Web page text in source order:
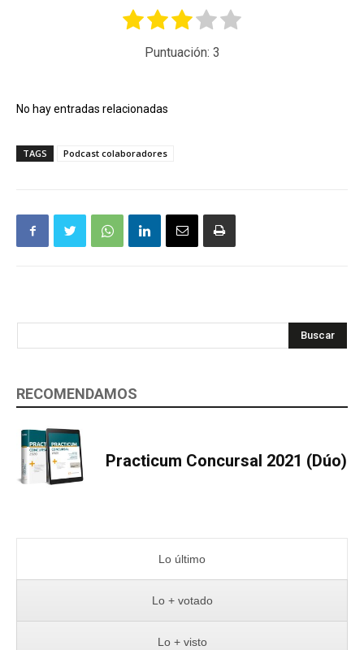
Puntuación: 3
No hay entradas relacionadas
TAGS Podcast colaboradores
Buscar
RECOMENDAMOS
Practicum Concursal 2021 (Dúo)
Lo último
Lo + votado
Lo + visto